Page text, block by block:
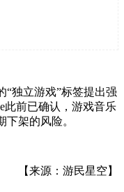
“独立游戏”标签提出强
此前已确认，游戏音乐
架的风险。
【来源：游民星空】